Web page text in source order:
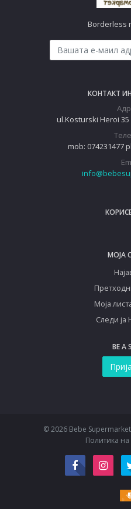
Borderless
КОНТАКТ
ul.Kosturski Heroi
mob: 074231477
МОЈА
Моја
Следи ја
BE A
© 2026 Bebe Supermarket
Политика на